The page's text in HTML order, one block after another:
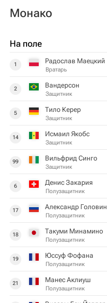
Монако
На поле
1 Радослав Маецкий
Вратарь
2 Вандерсон
Защитник
5 Тило Керер
Защитник
14 Исмаил Якобс
Защитник
99 Вильфрид Синго
Защитник
6 Денис Закария
Полузащитник
17 Александр Головин
Полузащитник
18 Такуми Минамино
Полузащитник
19 Юссуф Фофана
Полузащитник
21 Манес Аклиуш
Полузащитник